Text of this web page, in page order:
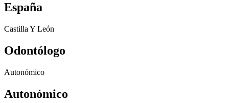
España
Castilla Y León
Odontólogo
Autonómico
Autonómico